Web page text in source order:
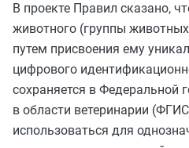
В проекте Правил сказано,
животного (группы
путем присвоения ему
цифрового
сохраняется в Федеральной
в области ветеринарии
использоваться для